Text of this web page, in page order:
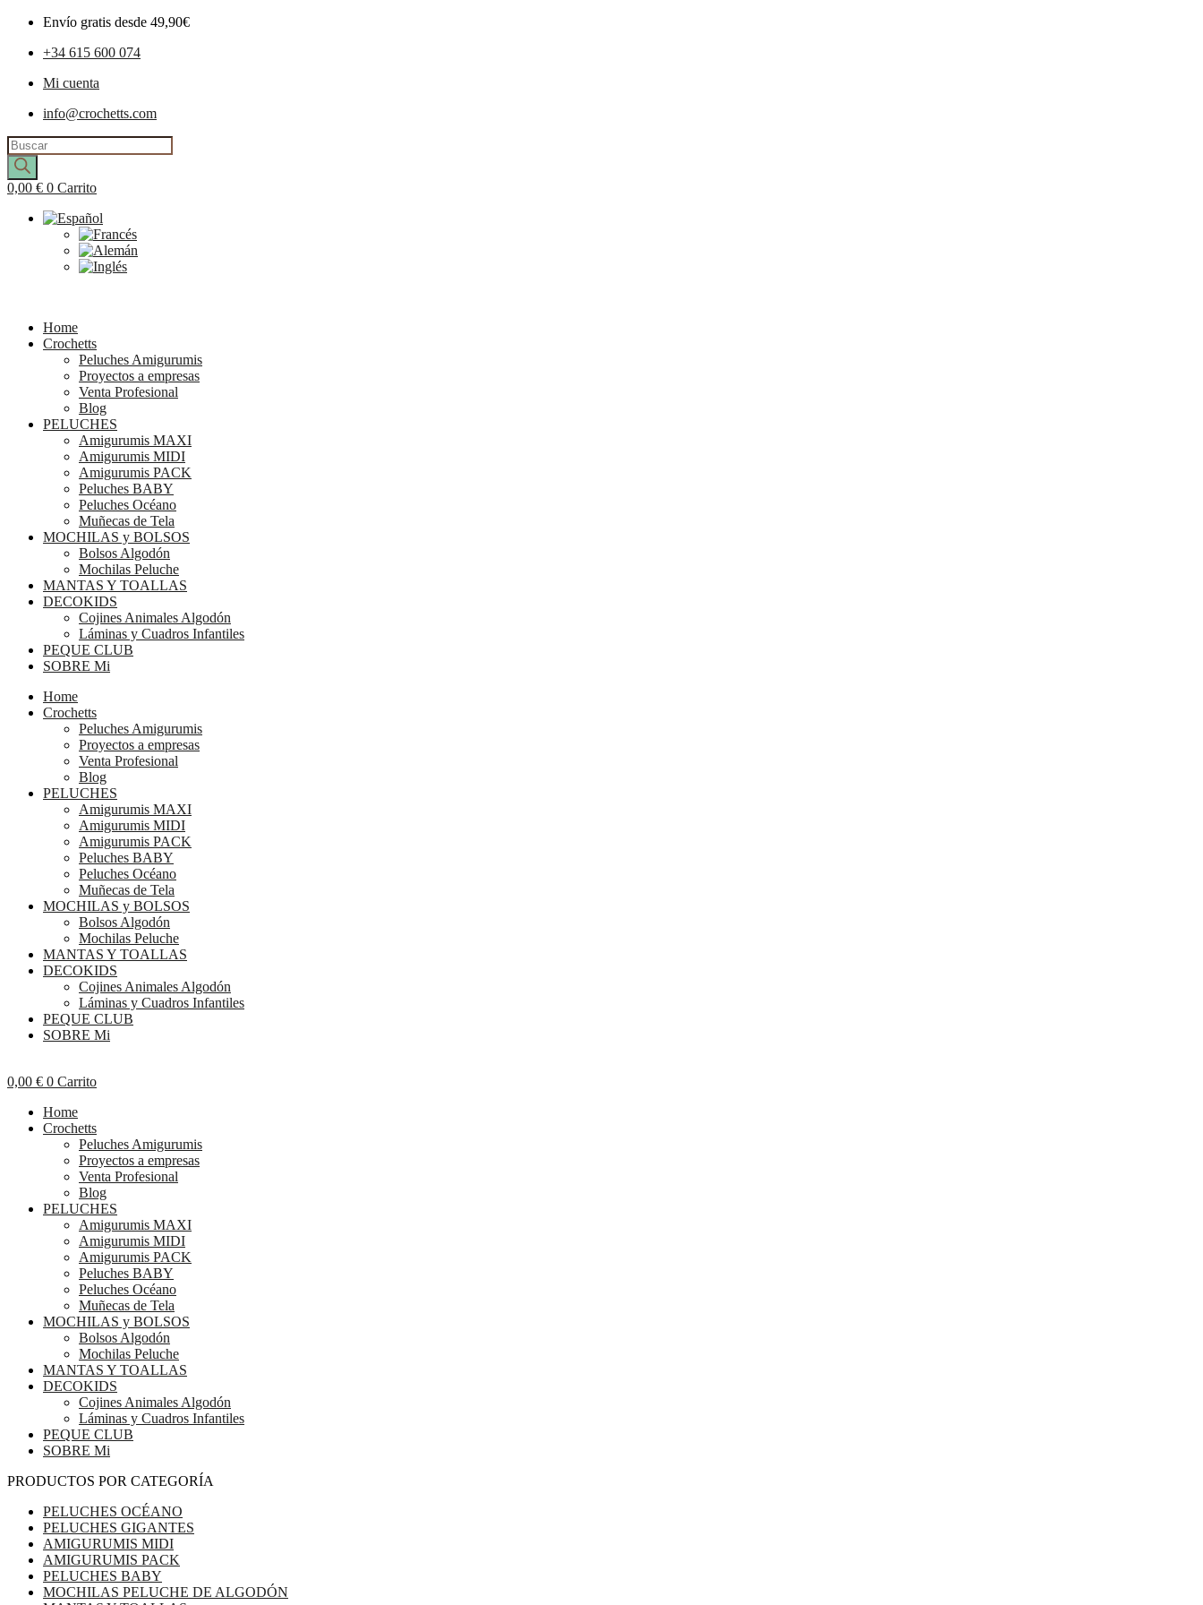
Envío gratis desde 49,90€
+34 615 600 074
Mi cuenta
info@crochetts.com
Búsqueda
de
productos
0,00 € 0 Carrito
Home
Crochetts
Peluches Amigurumis
Proyectos a empresas
Venta Profesional
Blog
PELUCHES
Amigurumis MAXI
Amigurumis MIDI
Amigurumis PACK
Peluches BABY
Peluches Océano
Muñecas de Tela
MOCHILAS y BOLSOS
Bolsos Algodón
Mochilas Peluche
MANTAS Y TOALLAS
DECOKIDS
Cojines Animales Algodón
Láminas y Cuadros Infantiles
PEQUE CLUB
SOBRE Mi
Home
Crochetts
Peluches Amigurumis
Proyectos a empresas
Venta Profesional
Blog
PELUCHES
Amigurumis MAXI
Amigurumis MIDI
Amigurumis PACK
Peluches BABY
Peluches Océano
Muñecas de Tela
MOCHILAS y BOLSOS
Bolsos Algodón
Mochilas Peluche
MANTAS Y TOALLAS
DECOKIDS
Cojines Animales Algodón
Láminas y Cuadros Infantiles
PEQUE CLUB
SOBRE Mi
0,00 € 0 Carrito
Home
Crochetts
Peluches Amigurumis
Proyectos a empresas
Venta Profesional
Blog
PELUCHES
Amigurumis MAXI
Amigurumis MIDI
Amigurumis PACK
Peluches BABY
Peluches Océano
Muñecas de Tela
MOCHILAS y BOLSOS
Bolsos Algodón
Mochilas Peluche
MANTAS Y TOALLAS
DECOKIDS
Cojines Animales Algodón
Láminas y Cuadros Infantiles
PEQUE CLUB
SOBRE Mi
PRODUCTOS POR CATEGORÍA
PELUCHES OCÉANO
PELUCHES GIGANTES
AMIGURUMIS MIDI
AMIGURUMIS PACK
PELUCHES BABY
MOCHILAS PELUCHE DE ALGODÓN